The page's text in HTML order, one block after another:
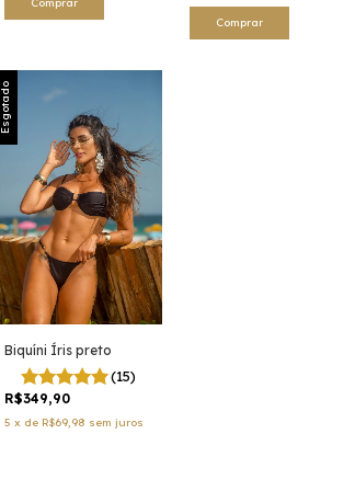
Comprar
Esgotado
Biquíni Íris preto
(15)
R$349,90
5 x de R$69,98 sem juros